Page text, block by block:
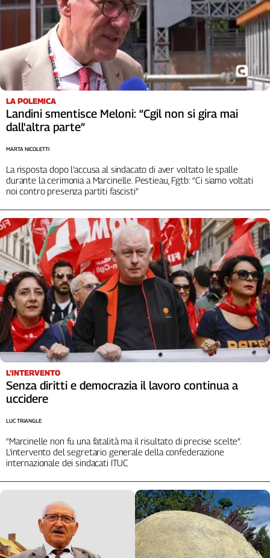
Liguria
Marche
Piemonte
Puglia
Sardegna
Sicilia
Toscana
Trentino
D'Aosta
Veneto
Storico
1955-
2014
Cerca
Contatti
La
redazione
Social
LA POLEMICA
Landini smentisce Meloni: “Cgil non si gira mai
dall'altra parte”
La risposta dopo l’accusa al sindacato di aver voltato le spalle
durante la cerimonia a Marcinelle. Pestieau, Fgtb: “Ci siamo voltati
noi contro presenza partiti fascisti”
MARTA NICOLETTI
L'INTERVENTO
Senza diritti e democrazia il lavoro continua a
uccidere
“Marcinelle non fu una fatalità ma il risultato di precise scelte”.
L’intervento del segretario generale della confederazione
internazionale dei sindacati ITUC
LUC TRIANGLE